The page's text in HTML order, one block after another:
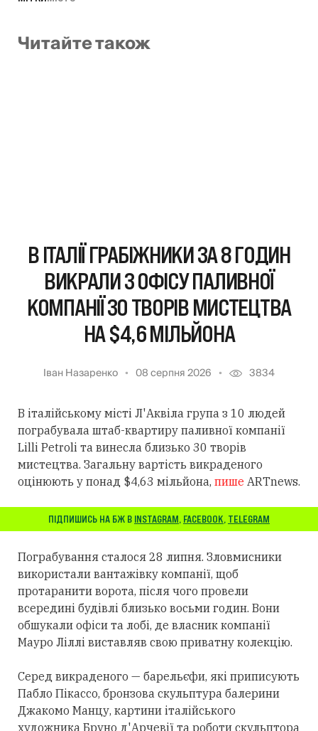
Читайте також
В ІТАЛІЇ ГРАБІЖНИКИ ЗА 8 ГОДИН
ВИКРАЛИ З ОФІСУ ПАЛИВНОЇ
КОМПАНІЇ 30 ТВОРІВ МИСТЕЦТВА
НА $4,6 МІЛЬЙОНА
Іван Назаренко 08 серпня 2026 3834
В італійському місті Л'Аквіла група з 10 людей
пограбувала штаб-квартиру паливної компанії
Lilli Petroli та винесла близько 30 творів
мистецтва. Загальну вартість викраденого
оцінюють у понад $4,63 мільйона, пише ARTnews.
ПІДПИШИСЬ НА БЖ В INSTAGRAM, FACEBOOK, TELEGRAM
Пограбування сталося 28 липня. Зловмисники
використали вантажівку компанії, щоб
протаранити ворота, після чого провели
всередині будівлі близько восьми годин. Вони
обшукали офіси та лобі, де власник компанії
Мауро Ліллі виставляв свою приватну колекцію.
Серед викраденого — барельєфи, які приписують
Пабло Пікассо, бронзова скульптура балерини
Джакомо Манцу, картини італійського
художника Бруно д'Арчевії та роботи скульптора